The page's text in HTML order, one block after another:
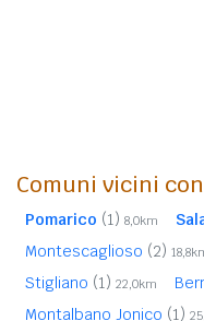
Comuni vicini
Pomarico (1) 8,0km
Montescaglioso (2)
Stigliano (1) 22,0km
Montalbano Jonico (1)